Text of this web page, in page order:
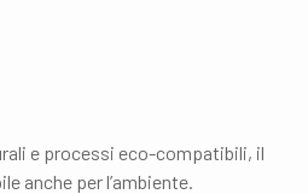
e processi eco-compatibili, il
anche per l’ambiente.